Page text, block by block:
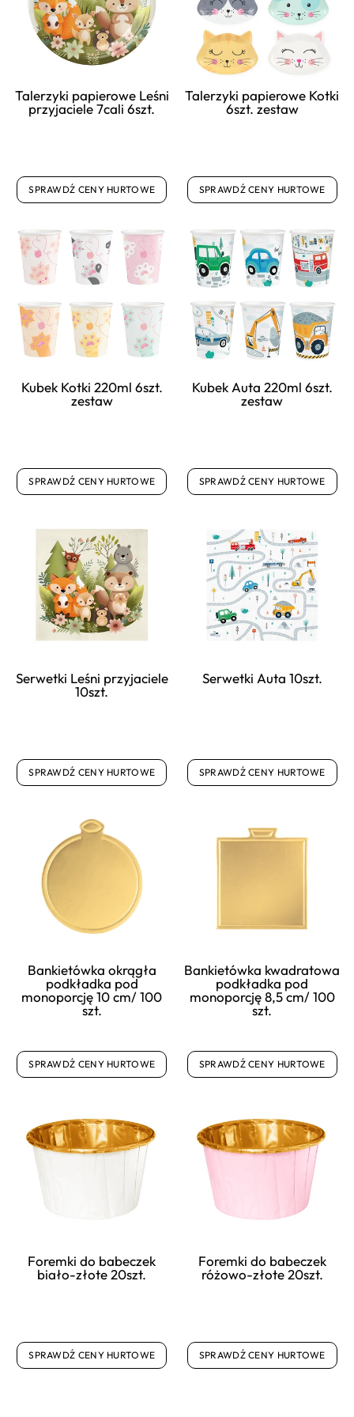
Talerzyki papierowe Leśni
przyjaciele 7cali 6szt.
SPRAWDŹ CENY HURTOWE
Talerzyki papierowe Kotki
6szt. zestaw
SPRAWDŹ CENY HURTOWE
Kubek Kotki 220ml 6szt.
zestaw
SPRAWDŹ CENY HURTOWE
Kubek Auta 220ml 6szt.
zestaw
SPRAWDŹ CENY HURTOWE
Serwetki Leśni przyjaciele
10szt.
SPRAWDŹ CENY HURTOWE
Serwetki Auta 10szt.
SPRAWDŹ CENY HURTOWE
Bankietówka okrągła
podkładka pod
monoporcję 10 cm/ 100
szt.
SPRAWDŹ CENY HURTOWE
Bankietówka kwadratowa
podkładka pod
monoporcję 8,5 cm/ 100
szt.
SPRAWDŹ CENY HURTOWE
Foremki do babeczek
biało-złote 20szt.
SPRAWDŹ CENY HURTOWE
Foremki do babeczek
różowo-złote 20szt.
SPRAWDŹ CENY HURTOWE